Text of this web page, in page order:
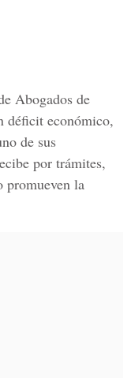
Abogados de
déficit económico,
de sus
por trámites,
promueven la